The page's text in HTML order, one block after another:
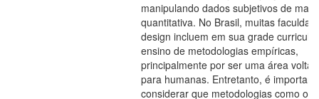
manipulando dados subjetivos de
quantitativa. No Brasil, muitas
design incluem em sua grade
ensino de metodologias empíricas,
principalmente por ser uma área
para humanas. Entretanto, é
considerar que metodologias como o